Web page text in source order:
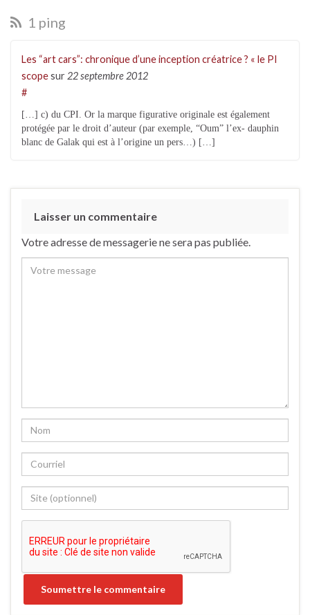
1 ping
Les “art cars”: chronique d’une inception créatrice ? « le PI
scopesur 22 septembre 2012
#
[…] c) du CPI. Or la marque figurative originale est également
protégée par le droit d’auteur (par exemple, “Oum” l’ex- dauphin
blanc de Galak qui est à l’origine un pers…) […]
Laisser un commentaire
Votre adresse de messagerie ne sera pas publiée.